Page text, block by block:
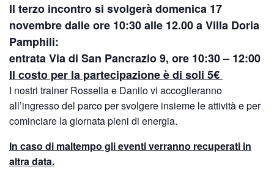
Il terzo incontro si svolgerà domenica 17
novembre dalle ore 10:30 alle 12.00 a Villa Doria
Pamphili:
entrata Via di San Pancrazio 9, ore 10:30 – 12:00
Il costo per la partecipazione è di soli 5€
I nostri trainer Rossella e Danilo vi accoglieranno
all’ingresso del parco per svolgere insieme le attività e per
cominciare la giornata pieni di energia.
In caso di maltempo gli eventi verranno recuperati in
altra data.